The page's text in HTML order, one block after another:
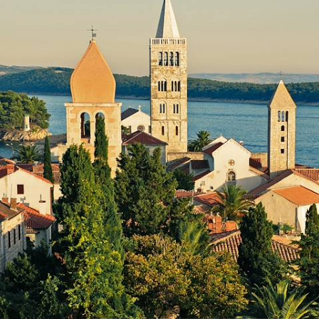
De Krk à Rab, chercher l'aparté en gagnant des îles moins fréquentées
; garder le fil (de l'eau) en rejoignant ensuite Plitvice
9 jours, de CHF 2500 à CHF 3500
1 2 3 4 5 6 7 8 9
Le GuideDauphin
Conseils pratiques, témoignages et inspirations pour bien préparer son
voyage